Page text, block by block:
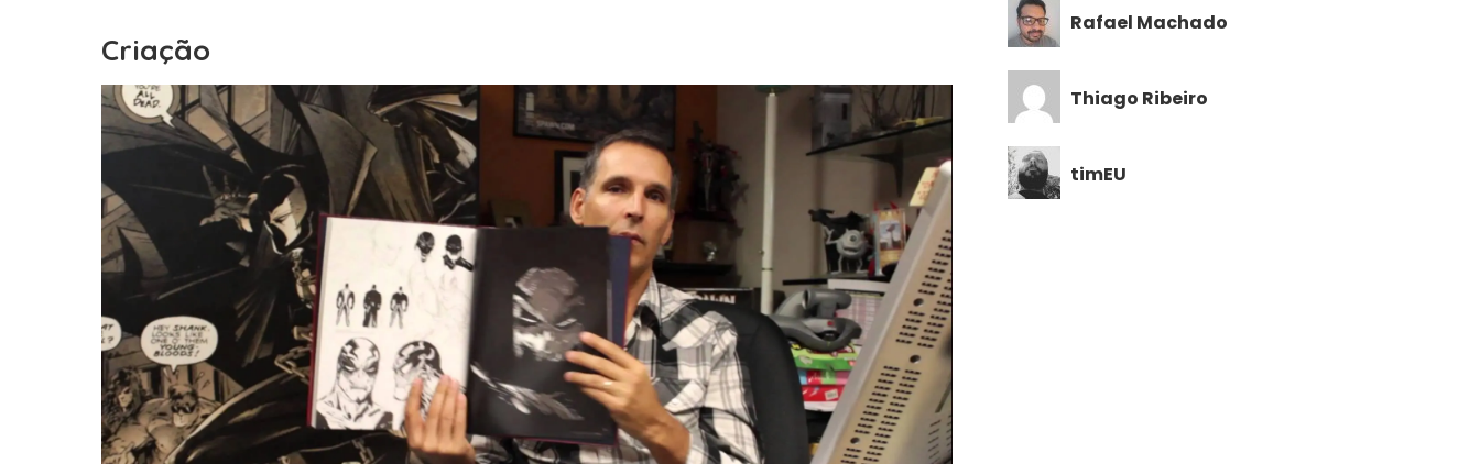
Criação
Rafael Machado
Thiago Ribeiro
timEU